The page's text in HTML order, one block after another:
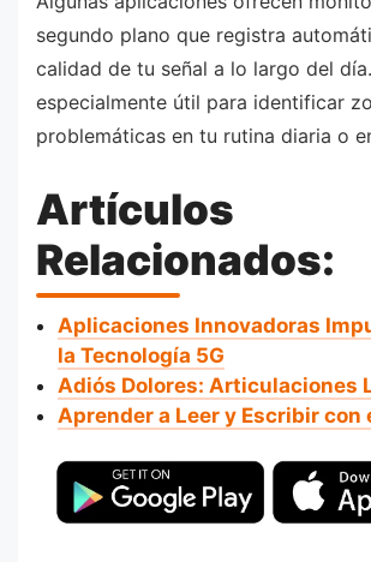
segundo plano que registra
calidad de tu señal a lo largo del
especialmente útil para identificar
problemáticas en tu rutina diaria o
Artículos
Relacionados:
Aplicaciones Innovadoras
la Tecnología 5G
Adiós Dolores: Articulaciones
Aprender a Leer y Escribir con